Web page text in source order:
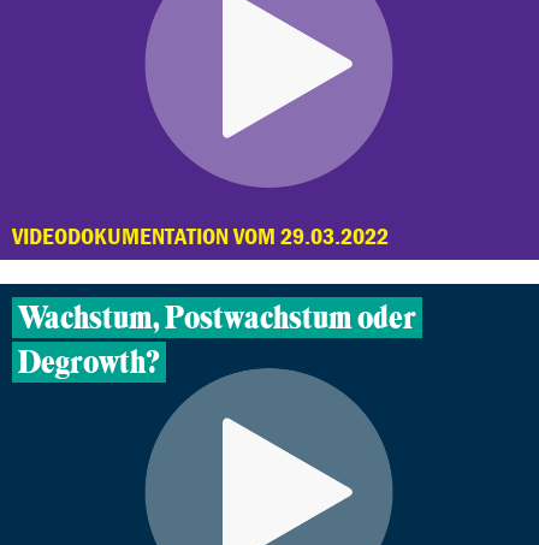
VIDEODOKUMENTATION VOM 29.03.2022
Wachstum, Postwachstum oder
Degrowth?